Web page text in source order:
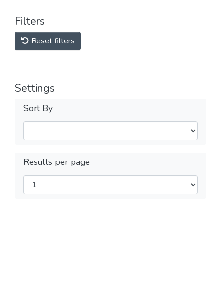
Filters
Reset filters
Settings
Sort By
Results per page